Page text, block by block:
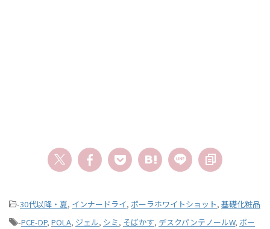
-30代以降・夏, インナードライ, ポーラホワイトショット, 基礎化粧品
-PCE-DP, POLA, ジェル, シミ, そばかす, デスクパンテノールW, ポー